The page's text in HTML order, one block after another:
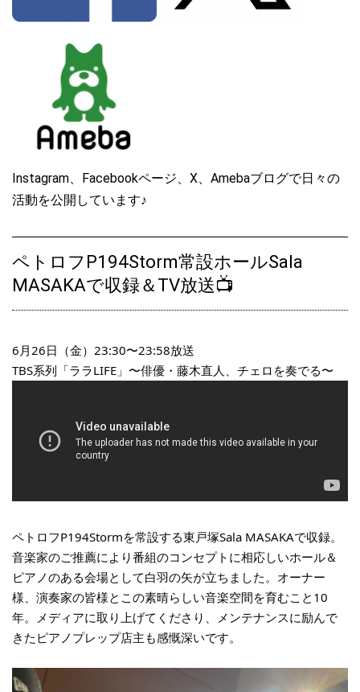
ペトロフP118P1マホガニー艶出モデル、入荷しました♪
ペトロフP194Stormマホガニー艶出Usedモデル、ご注文をいただ
きました♪
2024.07.28
ペトロフP118C1マホガニー艶出モデル、ご注文をいただきました
2024.07.24
ペトロフP125F1マホガニー艶出モデル、ご注文をいただきました
2024.07.10
ペトロフP118P1ウォルナット艶出モデル、入荷しました♪
2024.07.10
2024.06.20
ペトロフP131M1ウォルナット艶出モデル、入荷しました♪
ペトロフP118P1ウォルナット艶出モデル、ご注文をいただきまし
ペトロフP194Storm黒色艶出モデル、ご注文をいただきました♪
2024.06.02
ペトロフP125F1ウォルナット艶出モデル、ご注文をいただきまし
た♪
2024.04.18
ブログ更新/ペトロフピアノ社創業160周年セレブレーション＆チ
ェコ共和国5都市を探訪！
2024.04.18
Instagram、Facebookページ、X、Amebaブログで日々の
活動を公開しています♪
ペトロフP194Storm常設ホールSala
MASAKAで収録＆TV放送📺
6月26日（金）23:30〜23:58放送
TBS系列「ララLIFE」〜俳優・藤木直人、チェロを奏でる〜
ペトロフP194Stormを常設する東戸塚Sala MASAKAで収録。
音楽家のご推薦により番組のコンセプトに相応しいホール＆
ピアノのある会場として白羽の矢が立ちました。オーナー
様、演奏家の皆様とこの素晴らしい音楽空間を育むこと10
年。メディアに取り上げてくださり、メンテナンスに励んで
きたピアノプレップ店主も感慨深いです。